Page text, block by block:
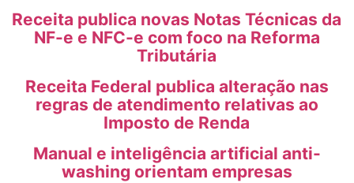
Receita publica novas Notas Técnicas da
NF-e e NFC-e com foco na Reforma
Tributária
Receita Federal publica alteração nas
regras de atendimento relativas ao
Imposto de Renda
Manual e inteligência artificial anti-
washing orientam empresas